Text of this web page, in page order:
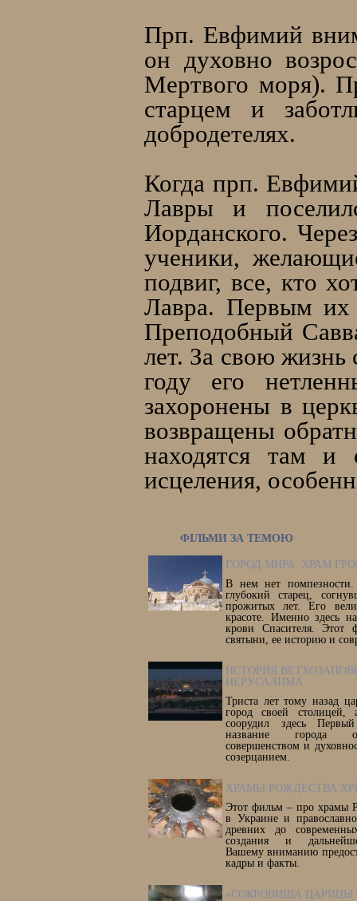
Прп. Евфимий
он духовно
Мертвого моря).
старцем и
добродетелях.
Когда прп.
Лавры и
Иорданского.
ученики,
подвиг, все, кто
Лавра. Первым их
Преподобный
лет. За свою жизнь
году его
захоронены в
возвращены
находятся там и
исцеления,
ФІЛЬМИ ЗА ТЕМОЮ
ГОРОД МИРА. ХРАМ
В нем нет
глубокий старец,
прожитых лет. Его
красоте. Именно здесь
крови Спасителя. Этот
святыни, ее историю и
ИСТОРИЯ
ИЕРУСАЛИМА
Триста лет тому назад
город своей
соорудил здесь
название города
совершенством и
созерцанием.
ХРАМЫ РОЖДЕСТВА
Этот фильм – про храмы
в Украине и
древних до
создания и
Вашему вниманию
кадры и факты.
«СОКРОВИЩА ЦАРИЦЫ